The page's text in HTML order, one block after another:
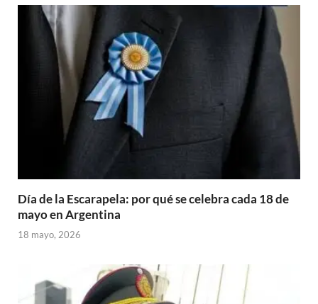
Día de la Escarapela: por qué se celebra cada 18 de
mayo en Argentina
18 mayo, 2026